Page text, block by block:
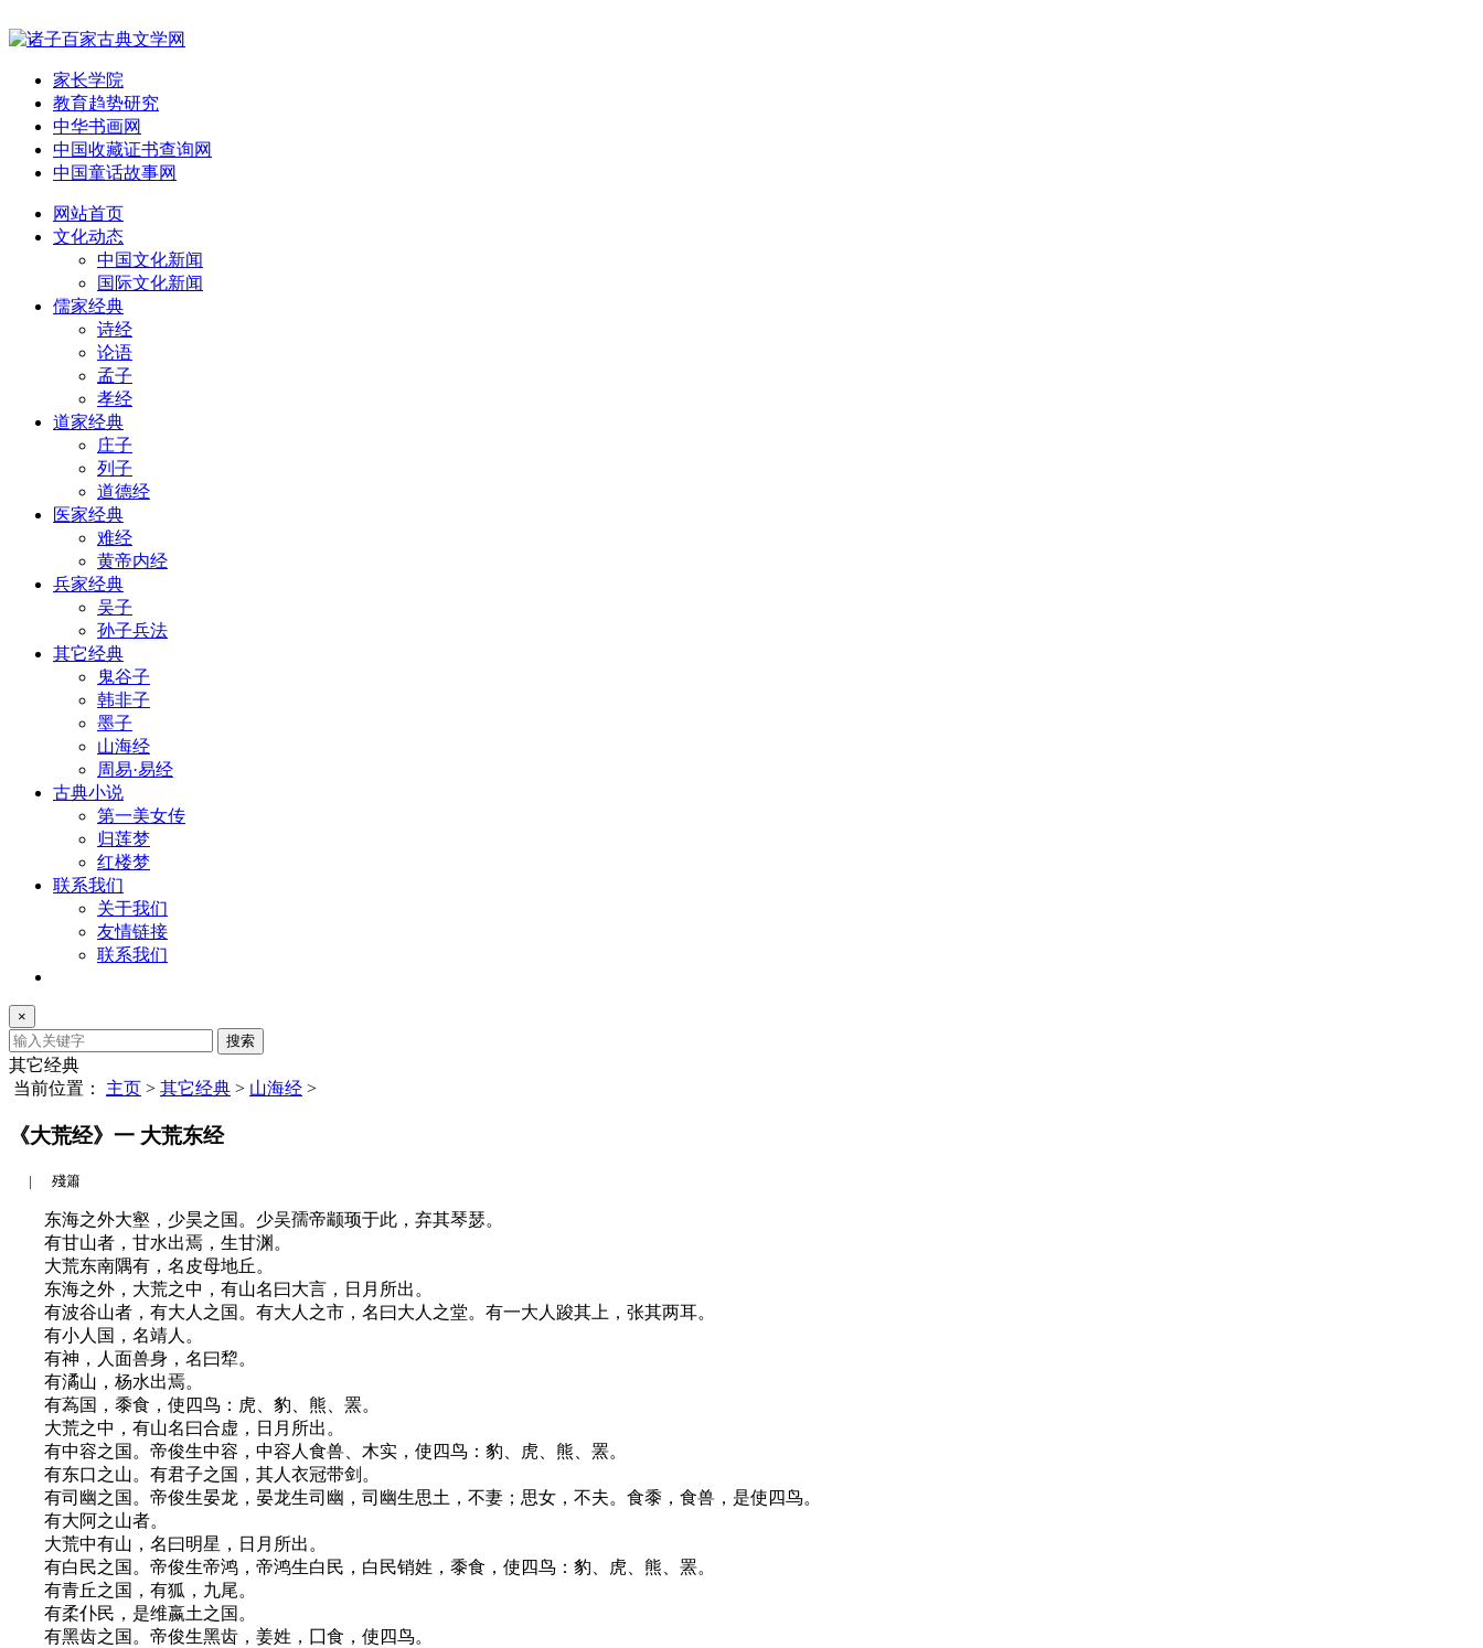
家长学院
教育趋势研究
中华书画网
中国收藏证书查询网
中国童话故事网
网站首页
文化动态
中国文化新闻
国际文化新闻
儒家经典
诗经
论语
孟子
孝经
道家经典
庄子
列子
道德经
医家经典
难经
黄帝内经
兵家经典
吴子
孙子兵法
其它经典
鬼谷子
韩非子
墨子
山海经
周易·易经
古典小说
第一美女传
归莲梦
红楼梦
联系我们
关于我们
友情链接
联系我们
×
搜索
其它经典
当前位置： 主页 > 其它经典 > 山海经 >
《大荒经》一 大荒东经
| 殘簫
东海之外大壑，少昊之国。少吴孺帝颛顼于此，弃其琴瑟。
有甘山者，甘水出焉，生甘渊。
大荒东南隅有，名皮母地丘。
东海之外，大荒之中，有山名曰大言，日月所出。
有波谷山者，有大人之国。有大人之市，名曰大人之堂。有一大人踆其上，张其两耳。
有小人国，名靖人。
有神，人面兽身，名曰犂。
有潏山，杨水出焉。
有蒍国，黍食，使四鸟：虎、豹、熊、罴。
大荒之中，有山名曰合虚，日月所出。
有中容之国。帝俊生中容，中容人食兽、木实，使四鸟：豹、虎、熊、罴。
有东口之山。有君子之国，其人衣冠带剑。
有司幽之国。帝俊生晏龙，晏龙生司幽，司幽生思土，不妻；思女，不夫。食黍，食兽，是使四鸟。
有大阿之山者。
大荒中有山，名曰明星，日月所出。
有白民之国。帝俊生帝鸿，帝鸿生白民，白民销姓，黍食，使四鸟：豹、虎、熊、罴。
有青丘之国，有狐，九尾。
有柔仆民，是维嬴土之国。
有黑齿之国。帝俊生黑齿，姜姓，囗食，使四鸟。